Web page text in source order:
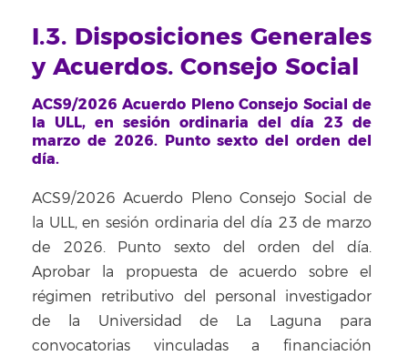
I.3. Disposiciones Generales
y Acuerdos. Consejo Social
ACS9/2026 Acuerdo Pleno Consejo Social de
la ULL, en sesión ordinaria del día 23 de
marzo de 2026. Punto sexto del orden del
día.
ACS9/2026 Acuerdo Pleno Consejo Social de
la ULL, en sesión ordinaria del día 23 de marzo
de 2026. Punto sexto del orden del día.
Aprobar la propuesta de acuerdo sobre el
régimen retributivo del personal investigador
de la Universidad de La Laguna para
convocatorias vinculadas a financiación